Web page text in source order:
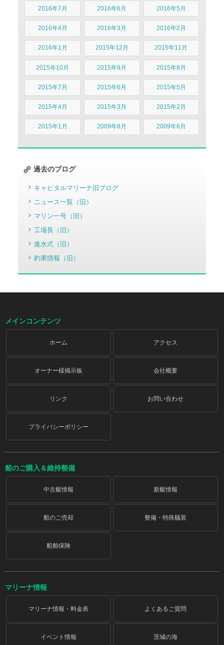
2016年7月 2016年6月 2016年5月
2016年4月 2016年3月 2016年2月
2016年1月 2015年12月 2015年11月
2015年10月 2015年9月 2015年8月
2015年7月 2015年6月 2015年5月
2015年4月 2015年3月 2015年2月
2015年1月 2009年8月 2009年6月
過去のブログ
キャピタルマリーナ旧ブログ
ニュース一覧（旧）
マリン一号（旧）
工場長（旧）
進水式（旧）
釣果情報（旧）
メインコンテンツ
ホーム アクセス
オーナー様掲示板 会社概要
リンク お問い合わせ
プライバシーポリシー
船のご購入＆維持整備
中古艇情報 新艇情報
船のご売却 整備・特殊艤装
船舶保険
マリーナ情報
マリーナ情報・料金表 よくあるご質問
イベント情報 茨城の海